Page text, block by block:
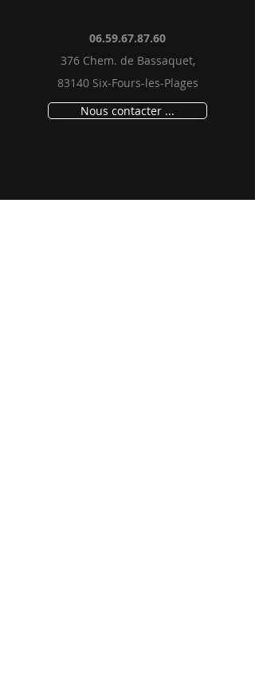
06.59.67.87.60
376 Chem. de Bassaquet,
83140 Six-Fours-les-Plages
Nous contacter ...